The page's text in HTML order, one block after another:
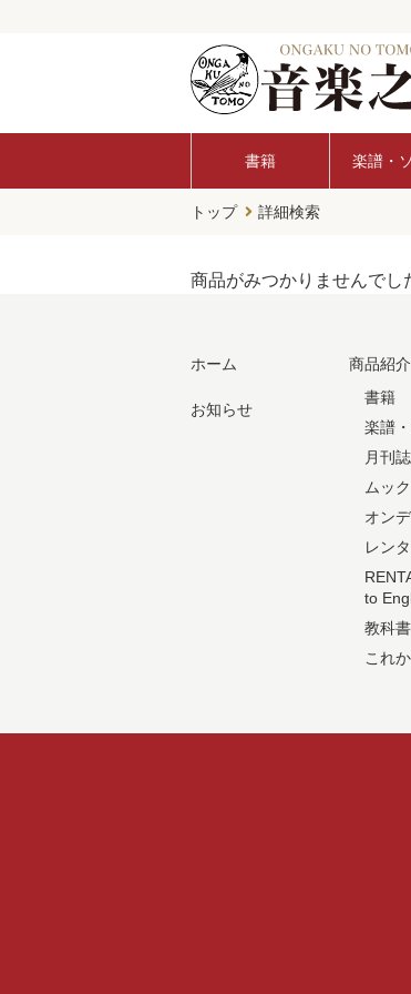
書籍 楽譜・
トップ 詳細検索
商品がみつかりませんでし
ホーム
お知らせ
商品紹介
書籍
楽譜
月刊
ムッ
オン
レン
to
教科書
これ